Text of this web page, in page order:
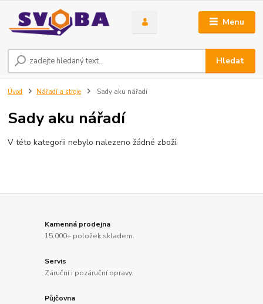
Menu
Hledat
Úvod Nářadí a stroje Sady aku nářadí
Sady aku nářadí
V této kategorii nebylo nalezeno žádné zboží.
Kamenná prodejna
15.000+ položek skladem.
Servis
Záruční i pozáruční opravy.
Půjčovna